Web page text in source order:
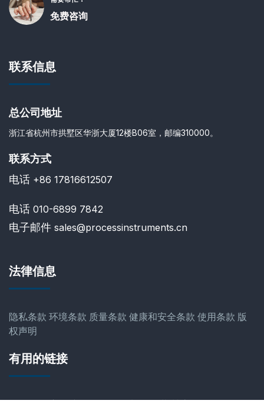
免费咨询
联系信息
总公司地址
浙江省杭州市拱墅区华浙大厦12楼B06室，邮编310000。
联系方式
电话 +86 17816612507
电话 010-6899 7842
电子邮件 sales@processinstruments.cn
法律信息
隐私条款 环境条款 质量条款 健康和安全条款 使用条款 版
权声明
有用的链接